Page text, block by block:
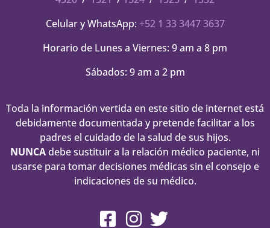
Celular y WhatsApp: +52 1 33 3447 3637
Horario de Lunes a Viernes: 9 am a 8 pm
Sábados: 9 am a 2 pm
Toda la información vertida en este sitio de internet está
debidamente documentada y pretende facilitar a los
padres el cuidado de la salud de sus hijos.
NUNCAdebe sustituir a la relación médico paciente, ni
usarse para tomar decisiones médicas sin el consejo e
indicaciones de su médico.